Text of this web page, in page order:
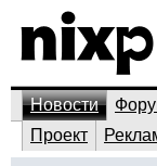
Новости
Проект